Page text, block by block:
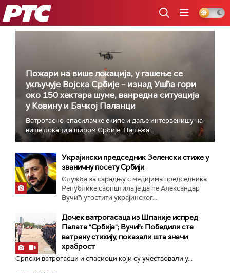
РТС
Пожари на више локација, у гашење се
укључује Војска Србије – изнад Ушћа гори
око 150 хектара шуме, ванредна ситуација
у Ковину и Бачкој Паланци
Ватрогасно-спасилачке екипе и даље интервенишу на
више локација широм Србије. Најтежа...
Украјински председник Зеленски стиже у
званичну посету Србији
Служба за сарадњу с медијима председника
Републике саопштила је да ће Александар
Вучић угостити украјинског...
Дочек ватрогасаца из Шпаније испред
Палате "Србија"; Вучић: Победили сте
ватрену стихију, показали шта значи
храброст
Српски ватрогасци и спасиоци који су учествовали у...